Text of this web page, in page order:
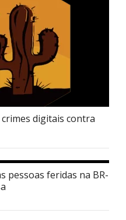
digitais contra
pessoas feridas na BR-